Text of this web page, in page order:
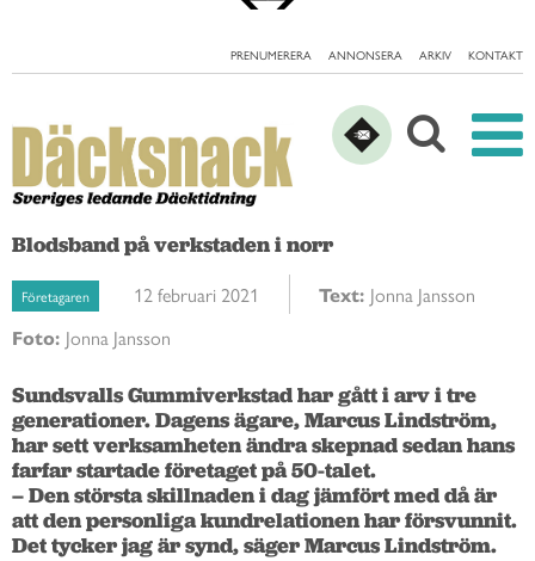
PRENUMERERA ANNONSERA ARKIV KONTAKT
Blodsband på verkstaden i norr
Företagaren 12 februari 2021 Text: Jonna Jansson
Foto: Jonna Jansson
Sundsvalls Gummiverkstad har gått i arv i tre
generationer. Dagens ägare, Marcus Lindström,
har sett verksamheten ändra skepnad sedan hans
farfar startade företaget på 50-talet.
– Den största skillnaden i dag jämfört med då är
att den personliga kundrelationen har försvunnit.
Det tycker jag är synd, säger Marcus Lindström.